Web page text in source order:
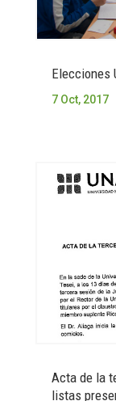
Elecciones
7 Oct, 2017
Acta de la
listas